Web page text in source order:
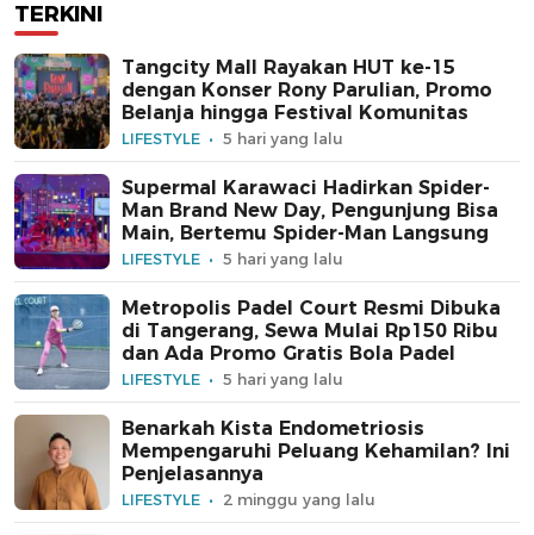
TERKINI
Tangcity Mall Rayakan HUT ke-15
dengan Konser Rony Parulian, Promo
Belanja hingga Festival Komunitas
LIFESTYLE 5 hari yang lalu
Supermal Karawaci Hadirkan Spider-
Man Brand New Day, Pengunjung Bisa
Main, Bertemu Spider-Man Langsung
LIFESTYLE 5 hari yang lalu
Metropolis Padel Court Resmi Dibuka
di Tangerang, Sewa Mulai Rp150 Ribu
dan Ada Promo Gratis Bola Padel
LIFESTYLE 5 hari yang lalu
Benarkah Kista Endometriosis
Mempengaruhi Peluang Kehamilan? Ini
Penjelasannya
LIFESTYLE 2 minggu yang lalu